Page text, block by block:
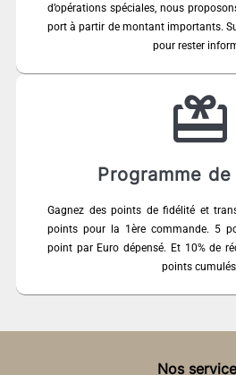
d’opérations spéciales, nous
port à partir de montant importants.
pour rester
Programme
Gagnez des points de fidélité et
points pour la 1ère commande. 5
point par Euro dépensé. Et 10% de
points
Nos